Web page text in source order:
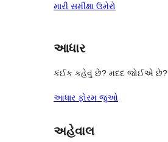
સમીક્ષા
સ્ટાર
મારી સમીક્ષા ઉમેરો
આધાર
કંઈક કહેવું છે? મદદ જોઈએ છે?
આધાર ફોરમ જુઓ
અહેવાલ